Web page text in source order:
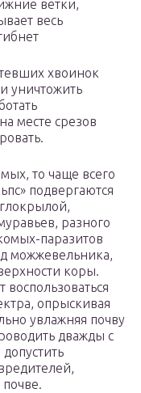
ветки,
весь
хвоинок
уничтожить
месте срезов
то чаще всего
подвергаются
разного
паразитов
можжевельника,
коры.
опрыскивая
увлажняя почву
дважды с
почве.